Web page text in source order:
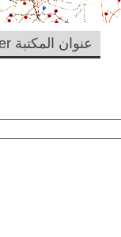
Nous trouver عنوان المكتبة